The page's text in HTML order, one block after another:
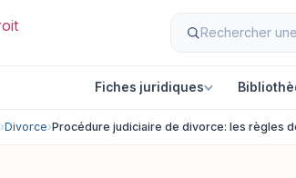
Fiches juridiques
›Divorce›Procédure judiciaire de divorce: les règles